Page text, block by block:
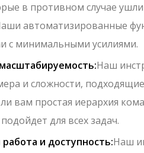
в противном случае
автоматизированные
с минимальными усилиями.
Наш
и сложности,
вам простая иерархия
для всех задач.
и доступность:Наш